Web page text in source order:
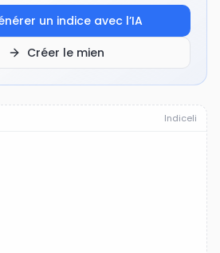
un indice avec l’IA
Créer le mien
Indiceli